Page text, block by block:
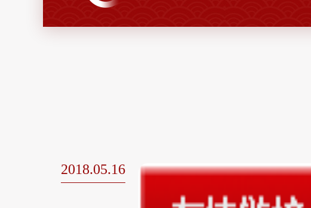
2018.05.16